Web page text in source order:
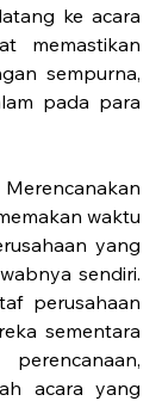
ke acara
memastikan
sempurna,
pada para
Merencanakan
waktu
yang
sendiri.
perusahaan
sementara
acara yang